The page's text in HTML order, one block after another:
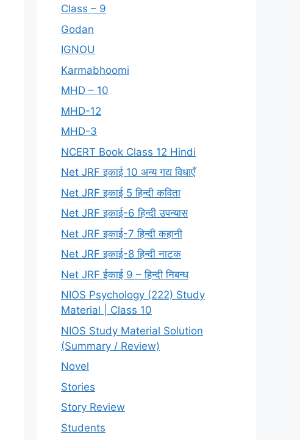
Class – 9
Godan
IGNOU
Karmabhoomi
MHD – 10
MHD-12
MHD-3
NCERT Book Class 12 Hindi
Net JRF इकाई 10 अन्य गद्य विधाएँ
Net JRF इकाई 5 हिन्दी कविता
Net JRF इकाई-6 हिन्दी उपन्यास
Net JRF इकाई-7 हिन्दी कहानी
Net JRF इकाई-8 हिन्दी नाटक
Net JRF ईकाई 9 – हिन्दी निबन्ध
NIOS Psychology (222) Study
Material | Class 10
NIOS Study Material Solution
(Summary / Review)
Novel
Stories
Story Review
Students